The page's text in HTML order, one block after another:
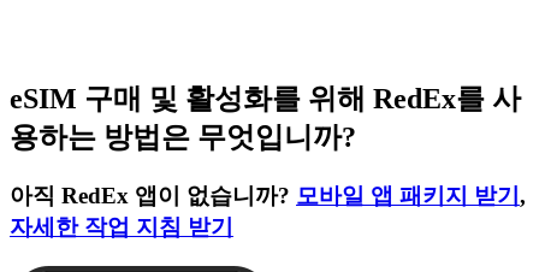
eSIM 구매 및 활성화를 위해 RedEx를 사
용하는 방법은 무엇입니까?
아직 RedEx 앱이 없습니까? 모바일 앱 패키지 받기 ,
자세한 작업 지침 받기